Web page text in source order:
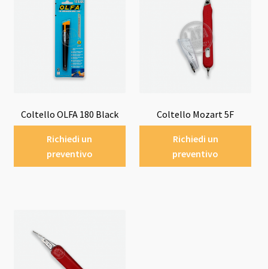
Coltello OLFA 180 Black
Richiedi un
preventivo
Coltello Mozart 5F
Richiedi un
preventivo